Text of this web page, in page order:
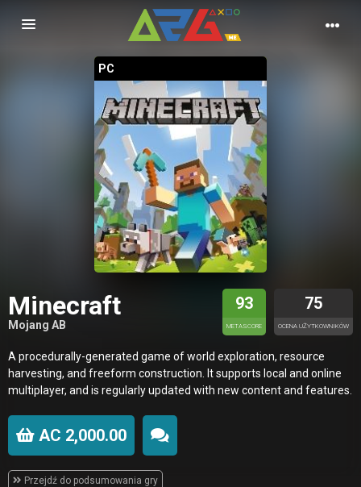
Nawigacja
PC
Minecraft
Mojang AB
93
METASCORE
75
OCENA UŻYTKOWNIKÓW
A procedurally-generated game of world exploration, resource
harvesting, and freeform construction. It supports local and online
multiplayer, and is regularly updated with new content and features.
AC 2,000.00
Przejdź do podsumowania gry